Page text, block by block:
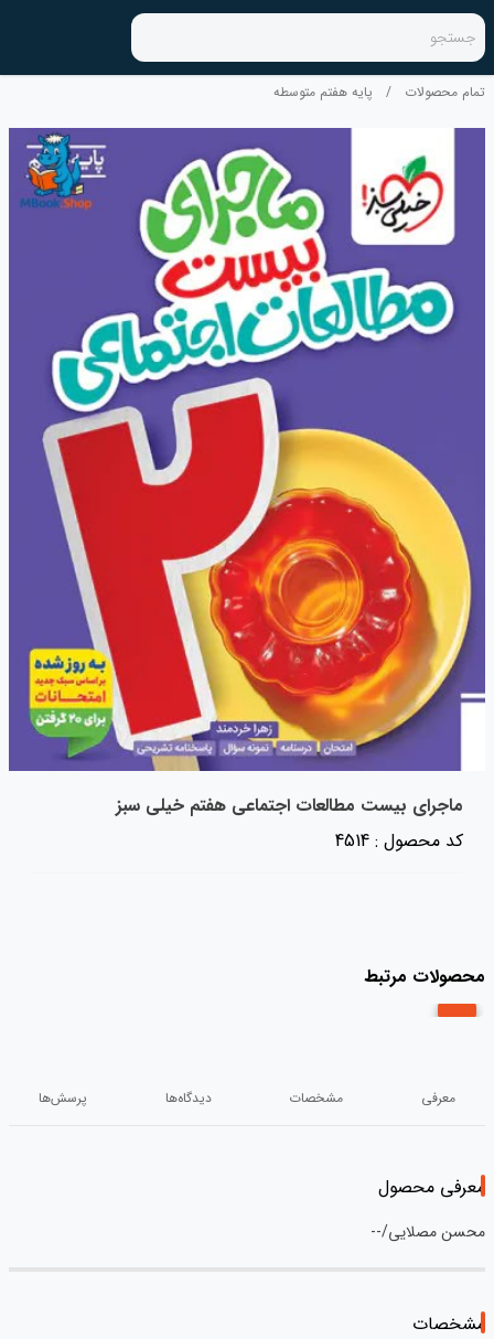
جستجو
تمام محصولات / پایه هفتم متوسطه
ماجرای بیست مطالعات اجتماعی هفتم خیلی سبز
کد محصول : 4514
محصولات مرتبط
معرفی مشخصات دیدگاه‌ها پرسش‌ها
معرفی محصول
محسن مصلایی/--
مشخصات